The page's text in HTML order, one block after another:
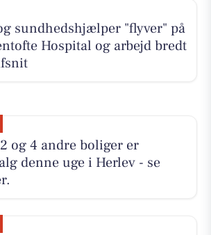
sundhedshjælper "flyver" på
Hospital og arbejd bredt
og 4 andre boliger er
denne uge i Herlev - se